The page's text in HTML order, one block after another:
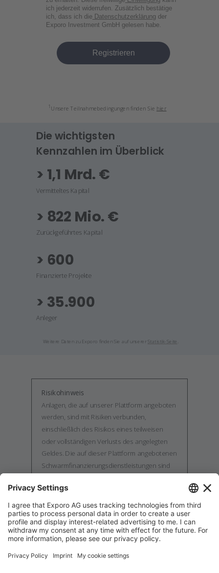
1 Unsere Teilnahmebedingungen finden Sie hier
Risikohinweis
Anlagen, die auf unserer Plattform angeboten
werden, sind mit Risiken verbunden,
einschließlich des Risikos eines teilweisen
oder vollständigen Verlusts des angelegten
Geldes. Die auf dieser Plattform angebotenen
Schwarmfinanzierungsdienstleistungen sind
geschaffenen Einlagensicherungssysteme
geschützt. Die auf der Plattform angebotenen,
übertragbaren Wertpapiere, sind nicht durch
die gemäß der Richtlinie 97/9/EG
geschaffenen Anlegerentschädigungssysteme
weiteren Risikohinweise
Die wichtigsten
Kennzahlen im Überblick
> 1,1 Mrd. €
Vermitteltes Kapital
> 822 Mio. €
Zurückgeführtes Kapital
> 600
Finanzierte Projekte
> 35.900
Anleger
Weitere Daten zu Exporo finden Sie auf unsererStatistik-Seite .
ich jederzeit widerrufen. Zusätzlich bestätige
ich, dass ich die Datenschutzerklärung der
Exporo Investment GmbH gelesen habe.
Registrieren